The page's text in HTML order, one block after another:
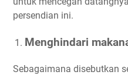
persendian ini.
Menghindari
Sebagaimana disebutkan